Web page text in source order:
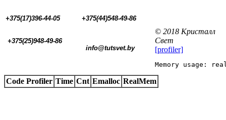
+375(17)396-44-05 +375(44)548-49-86
+375(25)948-49-86
  info@tutsvet.by
© 2018 Кристалл
Свет
[profiler]
Memory usage:
Code Profiler Time Cnt Emalloc RealMem